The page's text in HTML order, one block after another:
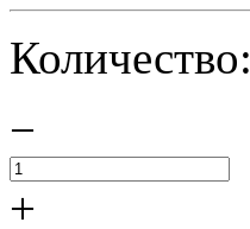
Количество:
−
+